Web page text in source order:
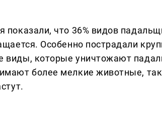
показали, что 36% видов
Особенно пострадали
виды, которые уничтожают
более мелкие животные,